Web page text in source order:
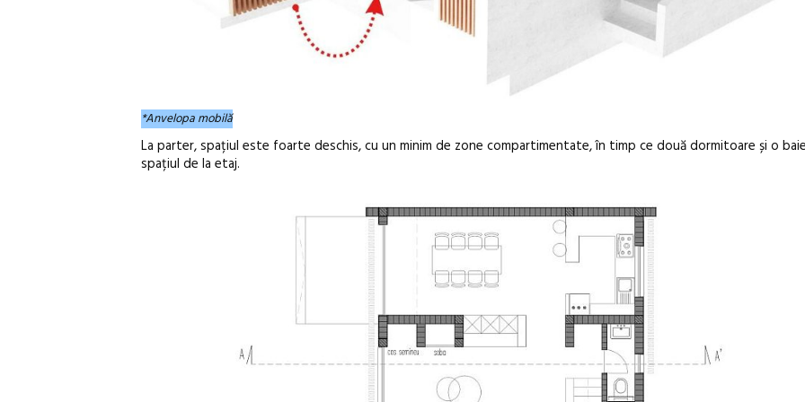
*Anvelopa mobilă
La parter, spațiul este foarte deschis, cu un minim de zone compartimentate, în timp ce două dormitoare și o
spațiul de la etaj.